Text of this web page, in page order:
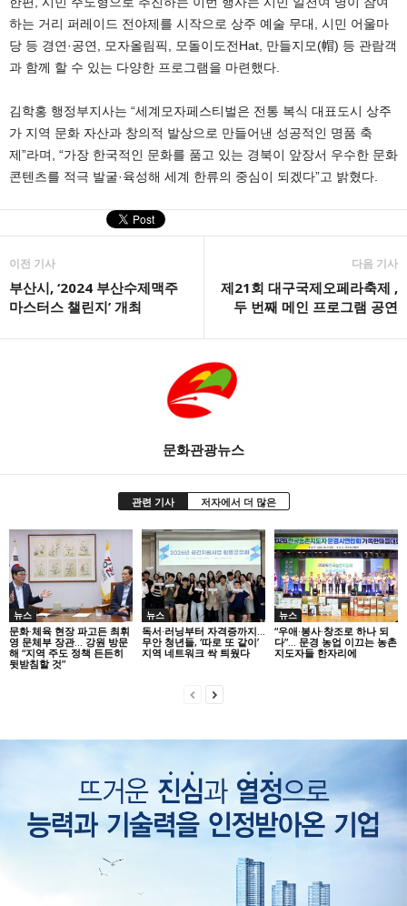
하는 거리 퍼레이드 전야제를 시작으로 상주 예술 무대, 시민 어울마
당 등 경연·공연, 모자올림픽, 모돌이도전Hat, 만들지모(帽) 등 관람객
과 함께 할 수 있는 다양한 프로그램을 마련했다.
김학홍 행정부지사는 “세계모자페스티벌은 전통 복식 대표도시 상주
가 지역 문화 자산과 창의적 발상으로 만들어낸 성공적인 명품 축
제”라며, “가장 한국적인 문화를 품고 있는 경북이 앞장서 우수한 문화
콘텐츠를 적극 발굴·육성해 세계 한류의 중심이 되겠다”고 밝혔다.
이전 기사
부산시, ‘2024 부산수제맥주
마스터스 챌린지’ 개최
다음 기사
제21회 대구국제오페라축제 ,
두 번째 메인 프로그램 공연
문화관광뉴스
관련 기사 저자에서 더 많은
뉴스
문화·체육 현장 파고든 최휘
영 문체부 장관… 강원 방문
해 “지역 주도 정책 든든히
뒷받침할 것”
뉴스
독서·러닝부터 자격증까지…
무안 청년들, ‘따로 또 같이’
지역 네트워크 싹 틔웠다
뉴스
“우애·봉사·창조로 하나 되
다”… 문경 농업 이끄는 농촌
지도자들 한자리에